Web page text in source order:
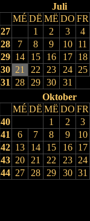
Juli
MÉ DË MË DO FR
27
1 2 3
4
28
7 8 9 10
11
29 14 15 16 17
18
30 21 22 23 24
25
31
28 29 30
31
Oktober
MÉ DË MË DO FR
40
1 2
3
41
6 7 8 9
10
42 13 14 15 16
17
43 20 21 22 23
24
44 27 28 29 30 31